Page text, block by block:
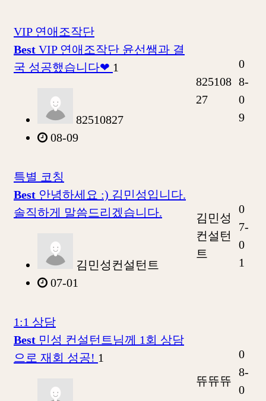
VIP 연애조작단
Best VIP 연애조작단 윤선쌤과 결
국 성공했습니다❤ 1
82510827
08-09
825108
27
0
8-
0
9
특별 코칭
Best 안녕하세요 :) 김민성입니다.
솔직하게 말씀드리겠습니다.
김민성컨설턴트
07-01
김민성
컨설턴
트
0
7-
0
1
1:1 상담
Best 민성 컨설턴트님께 1회 상담
으로 재회 성공! 1
뜌뜌뜌
0
8-
0